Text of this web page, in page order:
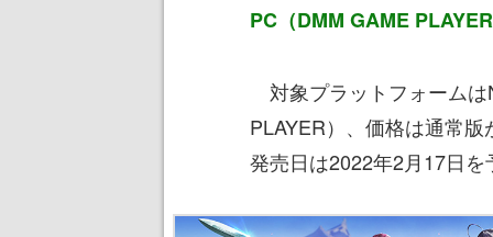
PC（DMM GAME
対象プラットフォーム
PLAYER）、価格は通常
発売日は2022年2月17日